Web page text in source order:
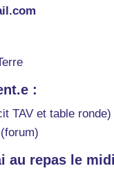
:
TAV et table ronde)
au repas le